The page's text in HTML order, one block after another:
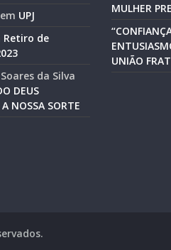
em UPJ
Retiro de
da Silva
DEUS
NOSSA SORTE
MULHER
UNIÃO